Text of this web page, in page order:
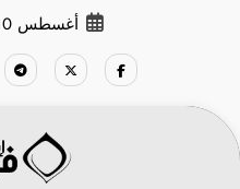
أغسطس 10, 2026